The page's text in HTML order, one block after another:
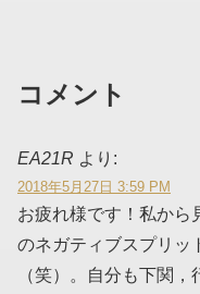
コメント
EA21R より:
2018年5月27日 3:59 PM
お疲れ様です！私から
のネガティブスプリッ
（笑）。自分も下関